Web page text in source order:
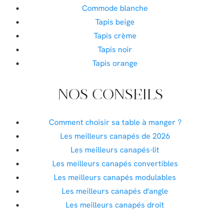
Commode blanche
Tapis beige
Tapis crème
Tapis noir
Tapis orange
NOS CONSEILS
Comment choisir sa table à manger ?
Les meilleurs canapés de 2026
Les meilleurs canapés-lit
Les meilleurs canapés convertibles
Les meilleurs canapés modulables
Les meilleurs canapés d'angle
Les meilleurs canapés droit